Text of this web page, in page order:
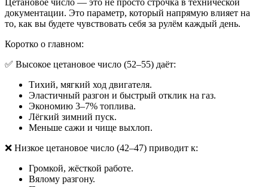
документации. Это параметр, который напрямую влияет на
то, как вы будете чувствовать себя за рулём каждый день.
Коротко о главном:
✅ Высокое цетановое число (52–55) даёт:
Тихий, мягкий ход двигателя.
Эластичный разгон и быстрый отклик на газ.
Экономию 3–7% топлива.
Лёгкий зимний пуск.
Меньше сажи и чище выхлоп.
❌ Низкое цетановое число (42–47) приводит к:
Громкой, жёсткой работе.
Вялому разгону.